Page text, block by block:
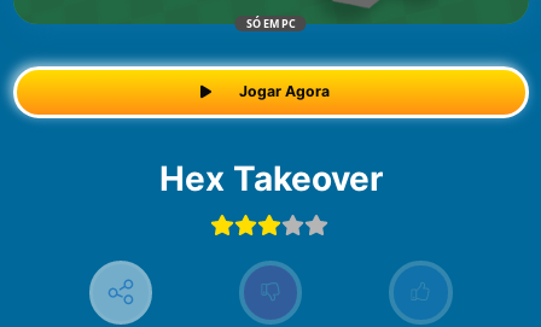
SÓ EM PC
Jogar Agora
Hex Takeover